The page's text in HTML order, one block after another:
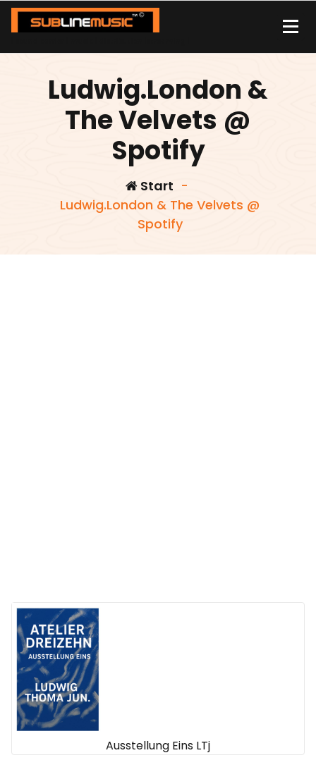
Zum
Inhalt
Ludwig.London &
The Velvets @
Spotify
Start -
Ludwig.London & The Velvets @
Spotify
Ausstellung Eins LTj